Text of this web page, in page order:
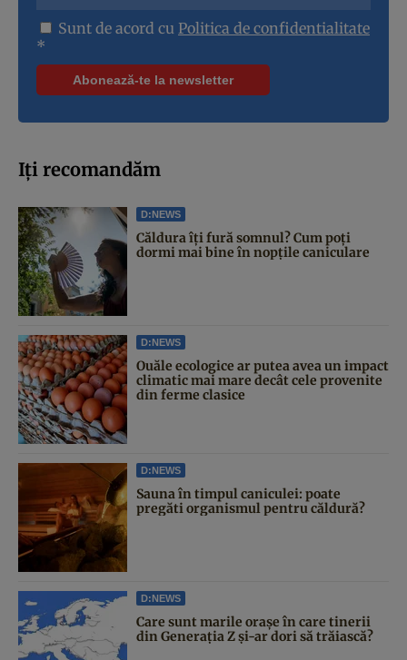
Sunt de acord cu Politica de confidentialitate
*
Iți recomandăm
D:NEWS
Căldura îți fură somnul? Cum poți
dormi mai bine în nopțile caniculare
D:NEWS
Ouăle ecologice ar putea avea un impact
climatic mai mare decât cele provenite
din ferme clasice
D:NEWS
Sauna în timpul caniculei: poate
pregăti organismul pentru căldură?
D:NEWS
Care sunt marile orașe în care tinerii
din Generația Z și-ar dori să trăiască?